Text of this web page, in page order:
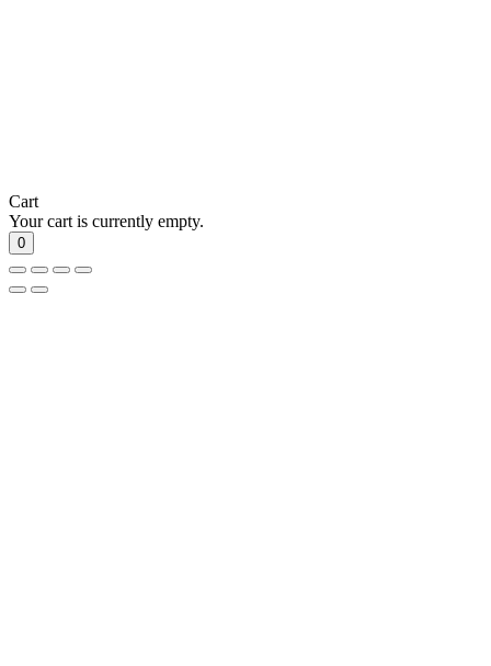
Cart
Your cart is currently empty.
0